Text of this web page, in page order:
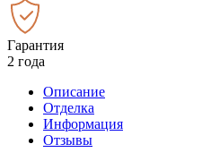
Гарантия
2 года
Описание
Отделка
Информация
Отзывы